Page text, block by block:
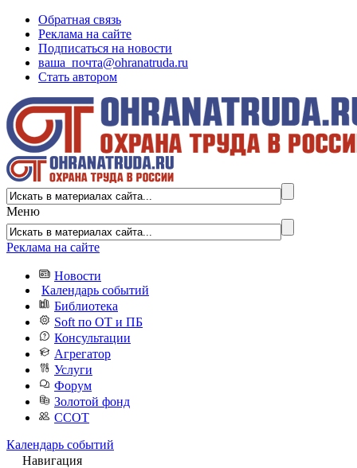
Обратная связь
Реклама на сайте
Подписаться на новости
ваша_почта@ohranatruda.ru
Стать автором
Меню
Реклама на сайте
Новости
Календарь событий
Библиотека
Soft по ОТ и ПБ
Консультации
Агрегатор
Услуги
Форум
Золотой фонд
ССОТ
Календарь событий
Навигация